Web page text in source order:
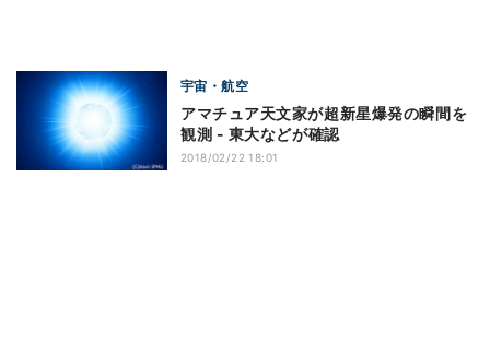
宇宙・航空
アマチュア天文家が超新星爆発の瞬間を
観測 - 東大などが確認
2018/02/22 18:01